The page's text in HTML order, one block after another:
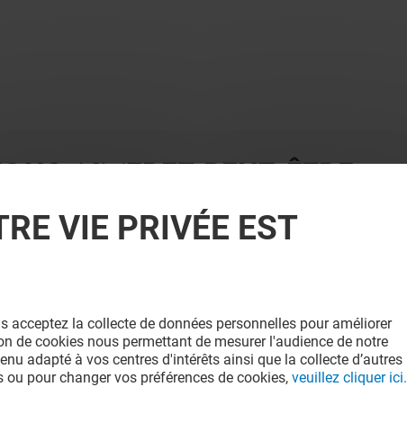
AIMEREZ PEUT-ÊTRE
VIE PRIVÉE EST
acceptez la collecte de données personnelles pour améliorer
de cookies nous permettant de mesurer l'audience de notre
adapté à vos centres d'intérêts ainsi que la collecte d’autres
pour changer vos préférences de cookies, veuillez cliquer ici.